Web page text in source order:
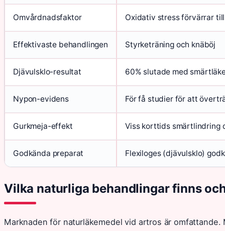
Omvårdnadsfaktor Oxidativ stress förvärrar
Effektivaste behandlingen Styrketräning och knäböj
Djävulsklo-resultat 60% slutade med
Nypon-evidens För få studier för att
Gurkmeja-effekt Viss korttids smärtlindring
Godkända preparat Flexiloges (djävulsklo)
Vilka naturliga behandlingar finns
Marknaden för naturläkemedel vid artros är